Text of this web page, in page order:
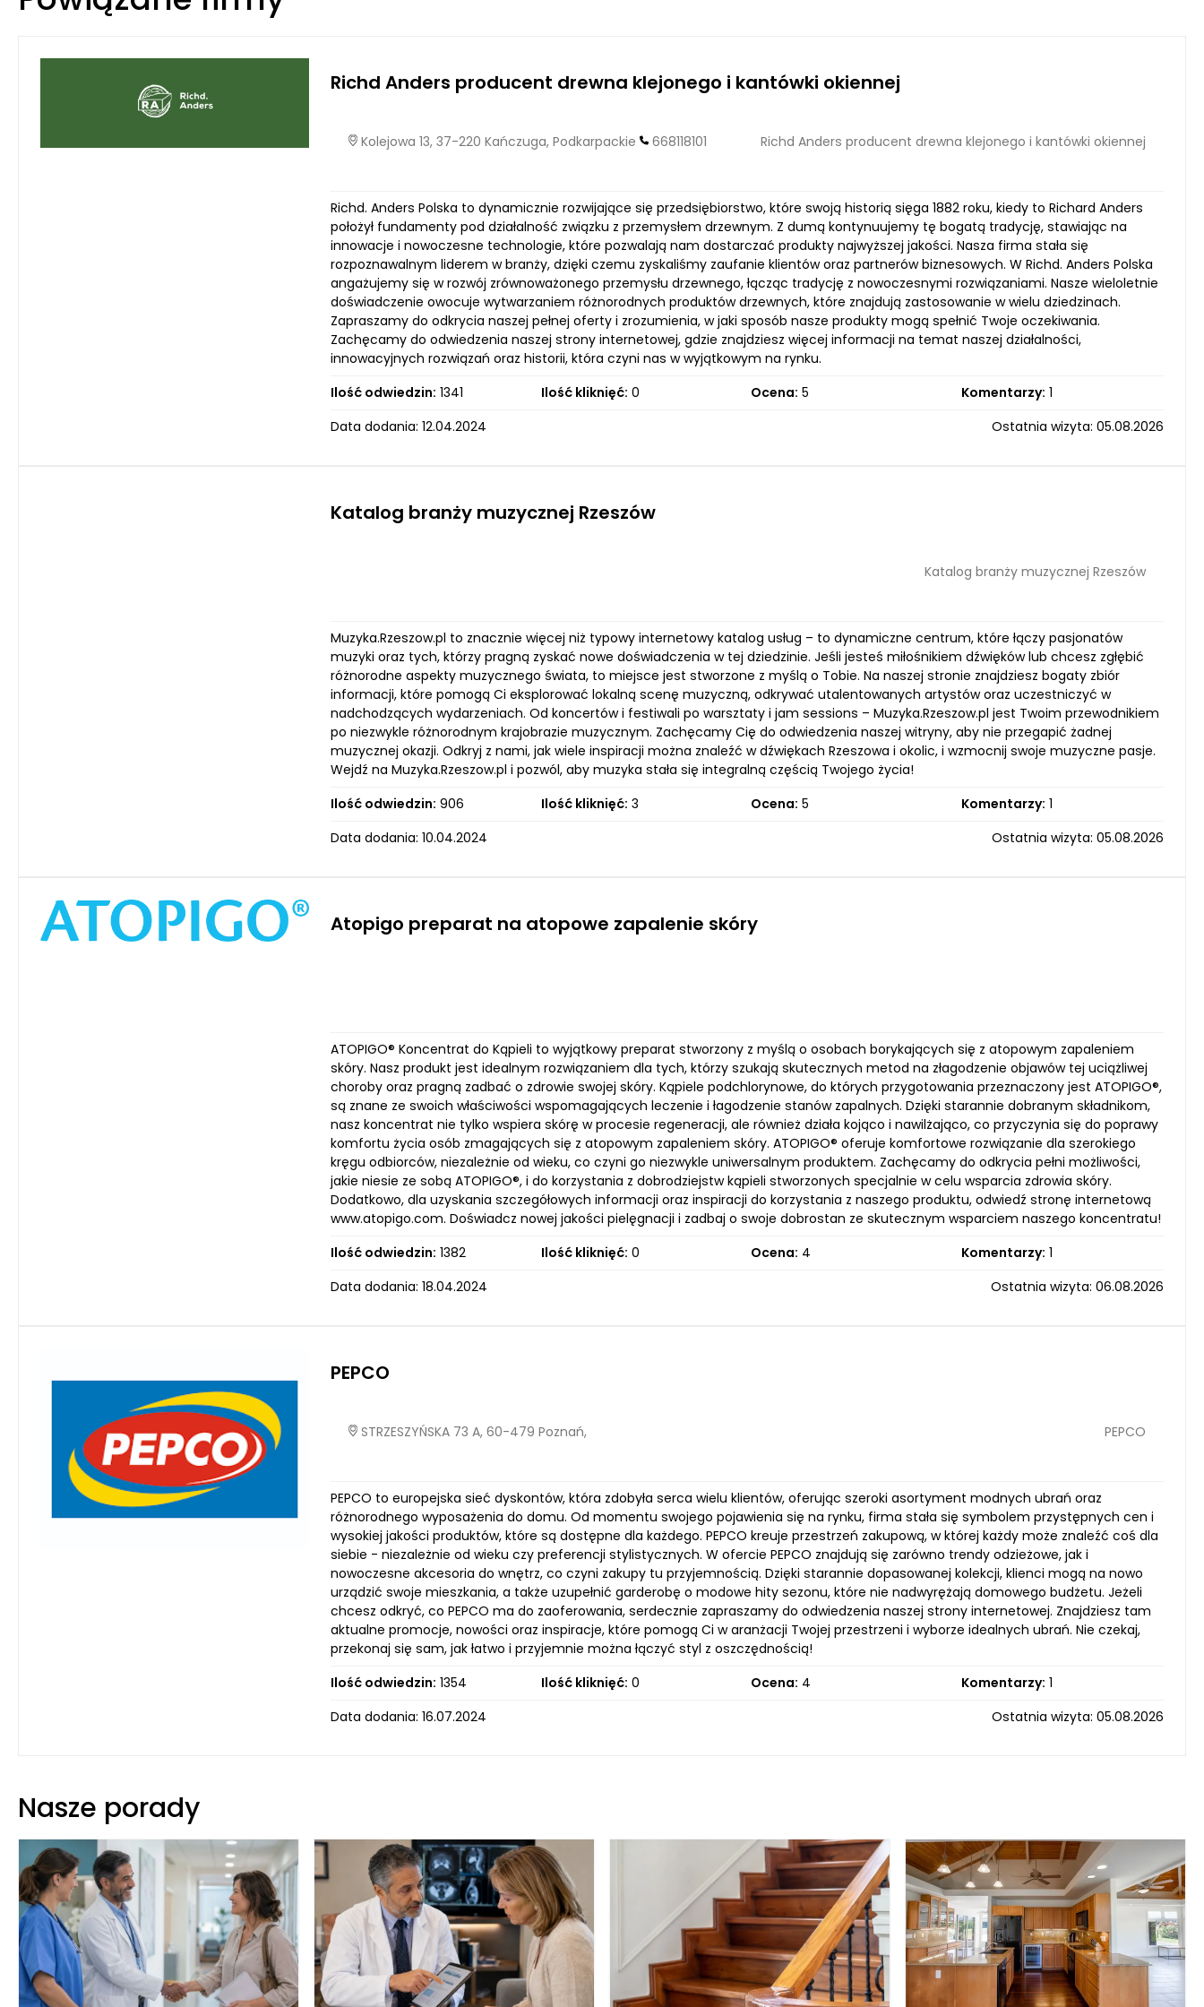
Richd Anders producent drewna klejonego i kantówki okiennej
Kolejowa 13, 37-220 Kańczuga, Podkarpackie 668118101 Richd Anders producent drewna klejonego i kantówki okiennej
Richd. Anders Polska to dynamicznie rozwijające się przedsiębiorstwo, które swoją historią sięga 1882 roku, kiedy to Richard Anders
położył fundamenty pod działalność związku z przemysłem drzewnym. Z dumą kontynuujemy tę bogatą tradycję, stawiając na
innowacje i nowoczesne technologie, które pozwalają nam dostarczać produkty najwyższej jakości. Nasza firma stała się
rozpoznawalnym liderem w branży, dzięki czemu zyskaliśmy zaufanie klientów oraz partnerów biznesowych. W Richd. Anders Polska
angażujemy się w rozwój zrównoważonego przemysłu drzewnego, łącząc tradycję z nowoczesnymi rozwiązaniami. Nasze wieloletnie
doświadczenie owocuje wytwarzaniem różnorodnych produktów drzewnych, które znajdują zastosowanie w wielu dziedzinach.
Zapraszamy do odkrycia naszej pełnej oferty i zrozumienia, w jaki sposób nasze produkty mogą spełnić Twoje oczekiwania.
Zachęcamy do odwiedzenia naszej strony internetowej, gdzie znajdziesz więcej informacji na temat naszej działalności,
innowacyjnych rozwiązań oraz historii, która czyni nas w wyjątkowym na rynku.
Ilość odwiedzin: 1341 Ilość kliknięć: 0 Ocena: 5 Komentarzy: 1
Data dodania: 12.04.2024
Ostatnia wizyta: 05.08.2026
Katalog branży muzycznej Rzeszów
Katalog branży muzycznej Rzeszów
Muzyka.Rzeszow.pl to znacznie więcej niż typowy internetowy katalog usług – to dynamiczne centrum, które łączy pasjonatów
muzyki oraz tych, którzy pragną zyskać nowe doświadczenia w tej dziedzinie. Jeśli jesteś miłośnikiem dźwięków lub chcesz zgłębić
różnorodne aspekty muzycznego świata, to miejsce jest stworzone z myślą o Tobie. Na naszej stronie znajdziesz bogaty zbiór
informacji, które pomogą Ci eksplorować lokalną scenę muzyczną, odkrywać utalentowanych artystów oraz uczestniczyć w
nadchodzących wydarzeniach. Od koncertów i festiwali po warsztaty i jam sessions – Muzyka.Rzeszow.pl jest Twoim przewodnikiem
po niezwykle różnorodnym krajobrazie muzycznym. Zachęcamy Cię do odwiedzenia naszej witryny, aby nie przegapić żadnej
muzycznej okazji. Odkryj z nami, jak wiele inspiracji można znaleźć w dźwiękach Rzeszowa i okolic, i wzmocnij swoje muzyczne pasje.
Wejdź na Muzyka.Rzeszow.pl i pozwól, aby muzyka stała się integralną częścią Twojego życia!
Ilość odwiedzin: 906 Ilość kliknięć: 3 Ocena: 5 Komentarzy: 1
Data dodania: 10.04.2024
Ostatnia wizyta: 05.08.2026
Atopigo preparat na atopowe zapalenie skóry
ATOPIGO® Koncentrat do Kąpieli to wyjątkowy preparat stworzony z myślą o osobach borykających się z atopowym zapaleniem
skóry. Nasz produkt jest idealnym rozwiązaniem dla tych, którzy szukają skutecznych metod na złagodzenie objawów tej uciążliwej
choroby oraz pragną zadbać o zdrowie swojej skóry. Kąpiele podchlorynowe, do których przygotowania przeznaczony jest ATOPIGO®,
są znane ze swoich właściwości wspomagających leczenie i łagodzenie stanów zapalnych. Dzięki starannie dobranym składnikom,
nasz koncentrat nie tylko wspiera skórę w procesie regeneracji, ale również działa kojąco i nawilżająco, co przyczynia się do poprawy
komfortu życia osób zmagających się z atopowym zapaleniem skóry. ATOPIGO® oferuje komfortowe rozwiązanie dla szerokiego
kręgu odbiorców, niezależnie od wieku, co czyni go niezwykle uniwersalnym produktem. Zachęcamy do odkrycia pełni możliwości,
jakie niesie ze sobą ATOPIGO®, i do korzystania z dobrodziejstw kąpieli stworzonych specjalnie w celu wsparcia zdrowia skóry.
Dodatkowo, dla uzyskania szczegółowych informacji oraz inspiracji do korzystania z naszego produktu, odwiedź stronę internetową
www.atopigo.com. Doświadcz nowej jakości pielęgnacji i zadbaj o swoje dobrostan ze skutecznym wsparciem naszego koncentratu!
Ilość odwiedzin: 1382 Ilość kliknięć: 0 Ocena: 4 Komentarzy: 1
Data dodania: 18.04.2024
Ostatnia wizyta: 06.08.2026
PEPCO
STRZESZYŃSKA 73 A, 60-479 Poznań, PEPCO
PEPCO to europejska sieć dyskontów, która zdobyła serca wielu klientów, oferując szeroki asortyment modnych ubrań oraz
różnorodnego wyposażenia do domu. Od momentu swojego pojawienia się na rynku, firma stała się symbolem przystępnych cen i
wysokiej jakości produktów, które są dostępne dla każdego. PEPCO kreuje przestrzeń zakupową, w której każdy może znaleźć coś dla
siebie - niezależnie od wieku czy preferencji stylistycznych. W ofercie PEPCO znajdują się zarówno trendy odzieżowe, jak i
nowoczesne akcesoria do wnętrz, co czyni zakupy tu przyjemnością. Dzięki starannie dopasowanej kolekcji, klienci mogą na nowo
urządzić swoje mieszkania, a także uzupełnić garderobę o modowe hity sezonu, które nie nadwyrężają domowego budżetu. Jeżeli
chcesz odkryć, co PEPCO ma do zaoferowania, serdecznie zapraszamy do odwiedzenia naszej strony internetowej. Znajdziesz tam
aktualne promocje, nowości oraz inspiracje, które pomogą Ci w aranżacji Twojej przestrzeni i wyborze idealnych ubrań. Nie czekaj,
przekonaj się sam, jak łatwo i przyjemnie można łączyć styl z oszczędnością!
Ilość odwiedzin: 1354 Ilość kliknięć: 0 Ocena: 4 Komentarzy: 1
Data dodania: 16.07.2024
Ostatnia wizyta: 05.08.2026
Nasze porady